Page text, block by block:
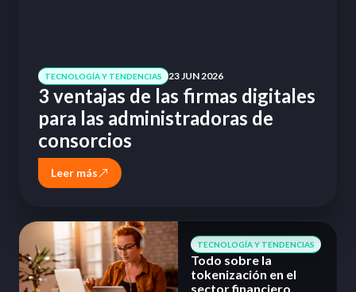
TECNOLOGÍA Y TENDENCIAS 23 JUN 2026
3 ventajas de las firmas digitales
para las administradoras de
consorcios
Leer más
TECNOLOGÍA Y TENDENCIAS
Todo sobre la
tokenización en el
sector financiero